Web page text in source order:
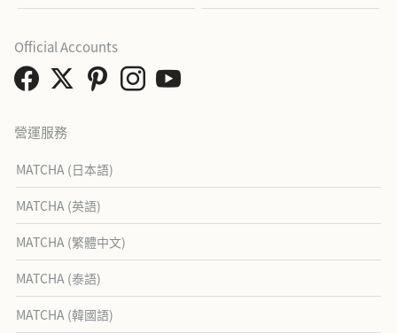
營運服務
MATCHA (日本語)
MATCHA (英語)
MATCHA (繁體中文)
MATCHA (泰語)
MATCHA (韓國語)
Official Accounts